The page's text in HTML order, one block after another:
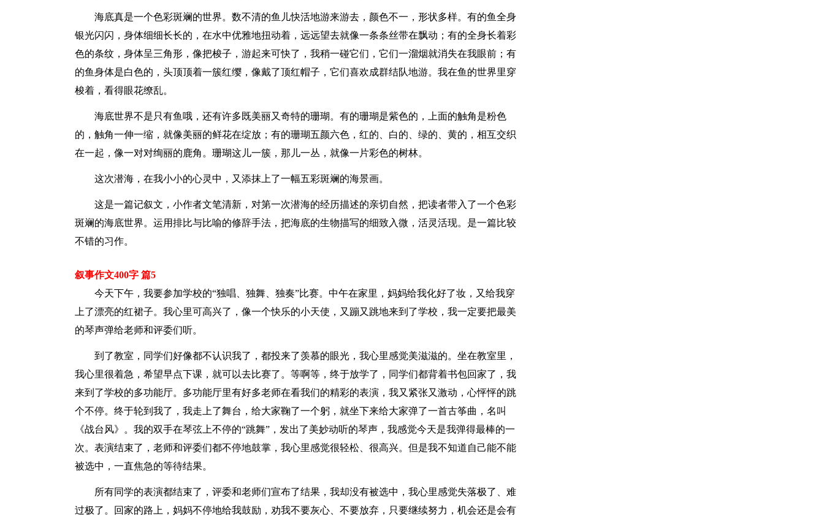
海底真是一个色彩斑斓的世界。数不清的鱼儿快活地游来游去，颜色不一，形状多样。有的鱼全身
银光闪闪，身体细细长长的，在水中优雅地扭动着，远远望去就像一条条丝带在飘动；有的全身长着彩
色的条纹，身体呈三角形，像把梭子，游起来可快了，我稍一碰它们，它们一溜烟就消失在我眼前；有
的鱼身体是白色的，头顶顶着一簇红缨，像戴了顶红帽子，它们喜欢成群结队地游。我在鱼的世界里穿
梭着，看得眼花缭乱。
海底世界不是只有鱼哦，还有许多既美丽又奇特的珊瑚。有的珊瑚是紫色的，上面的触角是粉色
的，触角一伸一缩，就像美丽的鲜花在绽放；有的珊瑚五颜六色，红的、白的、绿的、黄的，相互交织
在一起，像一对对绚丽的鹿角。珊瑚这儿一簇，那儿一丛，就像一片彩色的树林。
这次潜海，在我小小的心灵中，又添抹上了一幅五彩斑斓的海景画。
这是一篇记叙文，小作者文笔清新，对第一次潜海的经历描述的亲切自然，把读者带入了一个色彩
斑斓的海底世界。运用排比与比喻的修辞手法，把海底的生物描写的细致入微，活灵活现。是一篇比较
不错的习作。
叙事作文400字 篇5
今天下午，我要参加学校的“独唱、独舞、独奏”比赛。中午在家里，妈妈给我化好了妆，又给我穿
上了漂亮的红裙子。我心里可高兴了，像一个快乐的小天使，又蹦又跳地来到了学校，我一定要把最美
的琴声弹给老师和评委们听。
到了教室，同学们好像都不认识我了，都投来了羡慕的眼光，我心里感觉美滋滋的。坐在教室里，
我心里很着急，希望早点下课，就可以去比赛了。等啊等，终于放学了，同学们都背着书包回家了，我
来到了学校的多功能厅。多功能厅里有好多老师在看我们的精彩的表演，我又紧张又激动，心怦怦的跳
个不停。终于轮到我了，我走上了舞台，给大家鞠了一个躬，就坐下来给大家弹了一首古筝曲，名叫
《战台风》。我的双手在琴弦上不停的“跳舞”，发出了美妙动听的琴声，我感觉今天是我弹得最棒的一
次。表演结束了，老师和评委们都不停地鼓掌，我心里感觉很轻松、很高兴。但是我不知道自己能不能
被选中，一直焦急的等待结果。
所有同学的表演都结束了，评委和老师们宣布了结果，我却没有被选中，我心里感觉失落极了、难
过极了。回家的路上，妈妈不停地给我鼓励，劝我不要灰心、不要放弃，只要继续努力，机会还是会有